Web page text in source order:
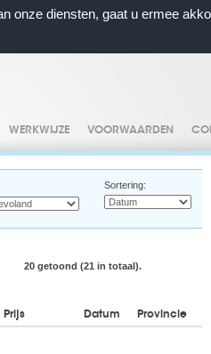
onze diensten, gaat u ermee
WERKWIJZE VOORWAARDEN
Sortering:
20 getoond (21 in totaal).
Prijs Datum Provincie